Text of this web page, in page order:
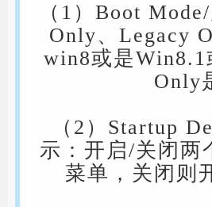
（1）Boot
Only、Legacy
win8或是Win8.1
Only
（2）Startup
示：开启/关闭两
菜单，关闭则